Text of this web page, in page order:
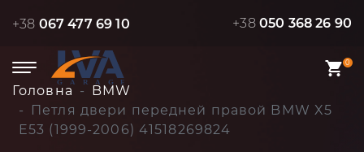
+38 067 477 69 10 +38 050 368 26 90
0
Головна
BMW
Петля двери передней правой BMW X5
E53 (1999-2006) 41518269824